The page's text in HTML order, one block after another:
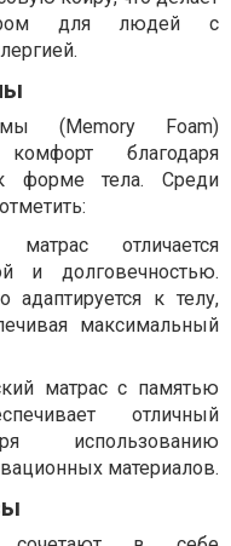
для людей с
(Memory Foam)
благодаря
к форме тела. Среди
отличается
и долговечностью.
адаптируется к телу,
максимальный
матрас с памятью
отличный
использованию
материалов.